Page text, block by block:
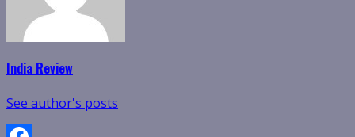
India Review
See author's posts